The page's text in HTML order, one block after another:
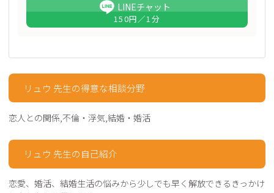
LINEチャット
150円／1分
リュウ 先生の得意な相談分野
恋人との関係,不倫・浮気,結婚・婚活
リュウ 先生の自己紹介
恋愛、婚活、結婚生活の悩みから少しでも早く解放できるきっかけ